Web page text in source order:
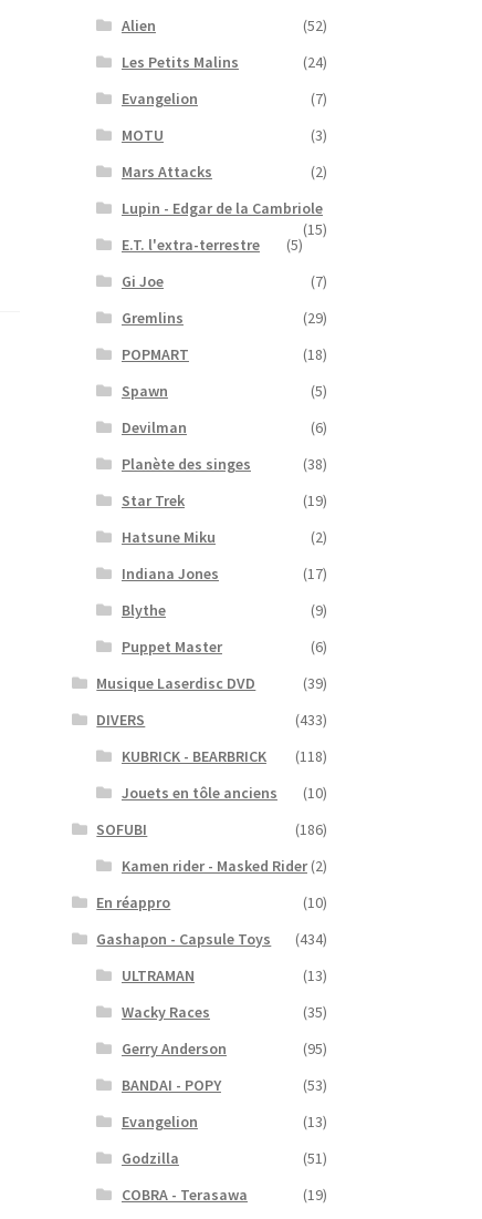
Alien
(52)
Les Petits Malins
(24)
Evangelion
(7)
MOTU
(3)
Mars Attacks
(2)
Lupin - Edgar de la Cambriole
(15)
E.T. l'extra-terrestre
(5)
Gi Joe
(7)
Gremlins
(29)
POPMART
(18)
Spawn
(5)
Devilman
(6)
Planète des singes
(38)
Star Trek
(19)
Hatsune Miku
(2)
Indiana Jones
(17)
Blythe
(9)
Puppet Master
(6)
Musique Laserdisc DVD
(39)
DIVERS
(433)
KUBRICK - BEARBRICK
(118)
Jouets en tôle anciens
(10)
SOFUBI
(186)
Kamen rider - Masked Rider (2)
En réappro
(10)
Gashapon - Capsule Toys
(434)
ULTRAMAN
(13)
Wacky Races
(35)
Gerry Anderson
(95)
BANDAI - POPY
(53)
Evangelion
(13)
Godzilla
(51)
COBRA - Terasawa
(19)